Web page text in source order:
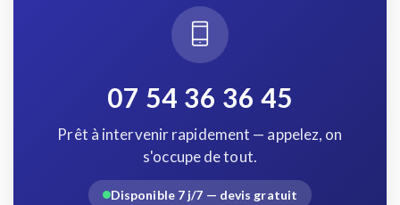
07 54 36 36 45
Prêt à intervenir rapidement — appelez, on
s'occupe de tout.
Disponible 7 j/7 — devis gratuit